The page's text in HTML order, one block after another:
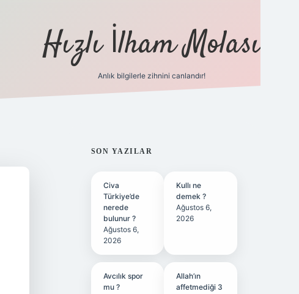
Hızlı İlham Molası
Anlık bilgilerle zihnini canlandır!
SIDEBAR
SON YAZILAR
Civa
Türkiye’de
nerede
bulunur ?
Ağustos 6,
2026
Kullı ne
demek ?
Ağustos 6,
2026
Avcılık spor
mu ?
Allah’ın
affetmediği 3